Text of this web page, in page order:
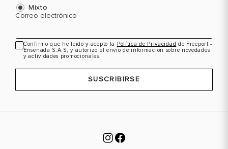
Mixto
Correo electrónico
Confirmo que he leído y acepto la Política de Privacidad de Freeport -
Ensenada S.A.S, y autorizo el envío de información sobre novedades
y actividades promocionales.
SUSCRIBIRSE